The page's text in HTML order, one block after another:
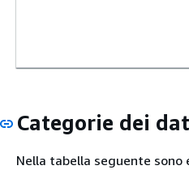
Categorie dei
Nella tabella seguente